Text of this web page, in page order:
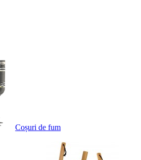
Coșuri de fum